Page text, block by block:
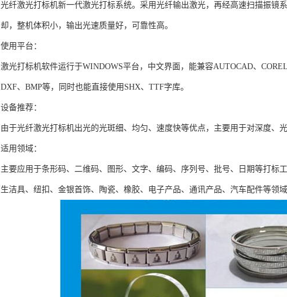
光纤激光打标机新一代激光打标系统。采用光纤输出激光，再经高速扫描振镜
却，整机体积小，输出光速质量好，可靠性高。
使用平台：
激光打标机软件运行于WINDOWS平台，中文界面，能兼容AUTOCAD、
DXF、BMP等，同时也能直接使用SHX、TTF字库。
设备推荐：
由于光纤激光打标机出光的光斑细、均匀、速度快等优点，主要用于对深度、
适用领域：
主要应用于条形码、二维码、图形、文字、编码、序列号、批号、日期等打标
生洁具、纽扣、金银首饰、陶瓷、橡胶、电子产品、通讯产品、汽车配件等领域